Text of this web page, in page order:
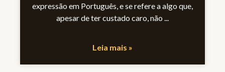
expressão em Português, e se refere a algo que,
apesar de ter custado caro, não
Leia mais »